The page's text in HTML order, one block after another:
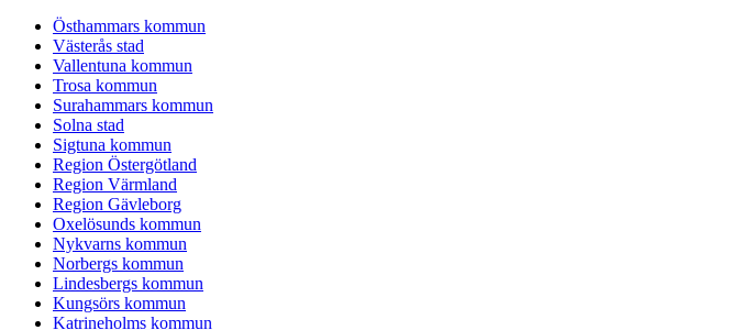
Östhammars kommun
Västerås stad
Vallentuna kommun
Trosa kommun
Surahammars kommun
Solna stad
Sigtuna kommun
Region Östergötland
Region Värmland
Region Gävleborg
Oxelösunds kommun
Nykvarns kommun
Norbergs kommun
Lindesbergs kommun
Kungsörs kommun
Katrineholms kommun